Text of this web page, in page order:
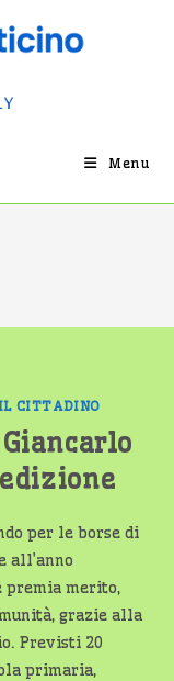
Menu
CITTADINO
per le borse di
all’anno
premia merito,
grazie alla
Previsti 20
primaria,